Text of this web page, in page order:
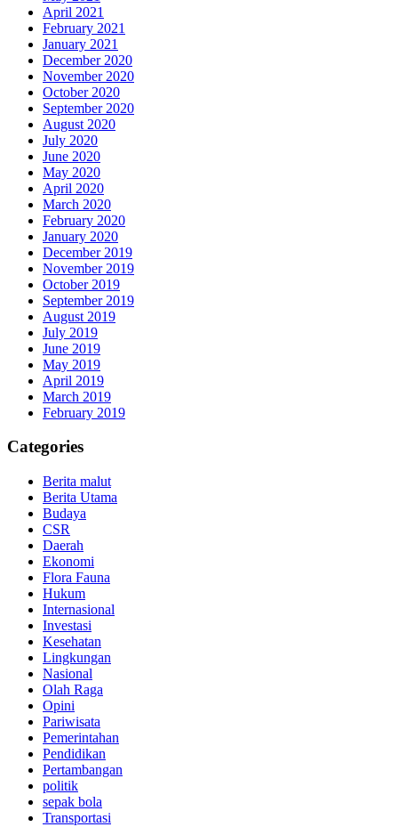
April 2021
February 2021
January 2021
December 2020
November 2020
October 2020
September 2020
August 2020
July 2020
June 2020
May 2020
April 2020
March 2020
February 2020
January 2020
December 2019
November 2019
October 2019
September 2019
August 2019
July 2019
June 2019
May 2019
April 2019
March 2019
February 2019
Categories
Berita malut
Berita Utama
Budaya
CSR
Daerah
Ekonomi
Flora Fauna
Hukum
Internasional
Investasi
Kesehatan
Lingkungan
Nasional
Olah Raga
Opini
Pariwisata
Pemerintahan
Pendidikan
Pertambangan
politik
sepak bola
Transportasi